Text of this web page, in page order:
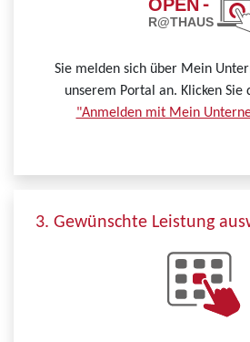
Sie melden sich über Mein
unserem Portal an. Klicken Sie
"Anmelden mit Mein
3. Gewünschte Leistung